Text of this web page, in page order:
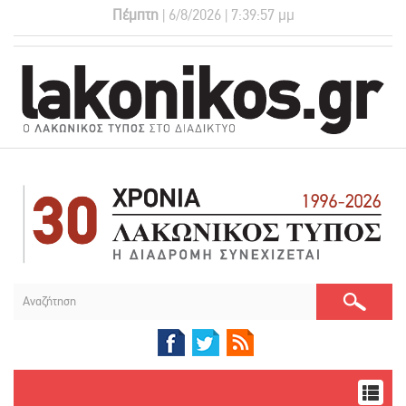
Πέμπτη | 6/8/2026 | 7:39:57 μμ